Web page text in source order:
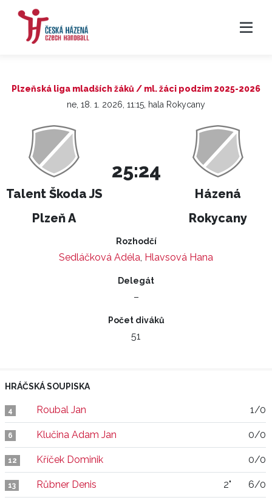
Plzeňská liga mladších žáků / ml. žáci podzim 2025-2026
ne, 18. 1. 2026, 11:15, hala Rokycany
Talent Škoda JS
Plzeň A
25:24
Házená
Rokycany
Rozhodčí
Sedláčková Adéla, Hlavsová Hana
Delegát
–
Počet diváků
51
HRÁČSKÁ SOUPISKA
4 Roubal Jan 1/0
6 Klučina Adam Jan 0/0
12 Kříček Dominik 0/0
13 Růbner Denis 2" 6/0